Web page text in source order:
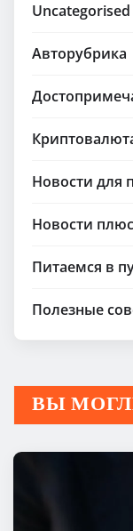
Uncategorised
Авторубрика
Новости для
Новости плюс
Питаемся в
Полезные
ВЫ